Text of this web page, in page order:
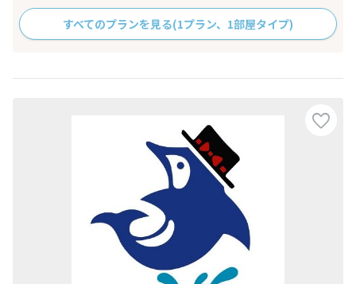
すべてのプランを見る(1プラン、1部屋タイプ)